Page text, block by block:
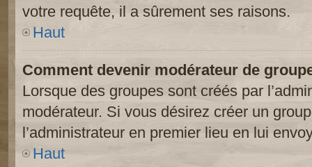
votre requête, il a sûrement ses raisons.
Haut
Comment devenir modérateur de
Lorsque des groupes sont créés par
modérateur. Si vous désirez créer un
l’administrateur en premier lieu en lui
Haut